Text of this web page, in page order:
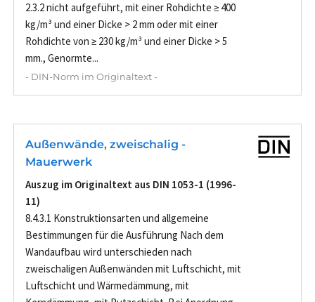
2.3.2 nicht aufgeführt, mit einer Rohdichte ≥ 400
kg/m³ und einer Dicke > 2 mm oder mit einer
Rohdichte von ≥ 230 kg/m³ und einer Dicke > 5
mm., Genormte...
- DIN-Norm im Originaltext -
Außenwände, zweischalig -
Mauerwerk
Auszug im Originaltext aus DIN 1053-1 (1996-
11)
8.4.3.1 Konstruktionsarten und allgemeine
Bestimmungen für die Ausführung Nach dem
Wandaufbau wird unterschieden nach
zweischaligen Außenwänden mit Luftschicht, mit
Luftschicht und Wärmedämmung, mit